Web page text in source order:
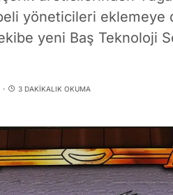
yöneticileri eklemeye
ekibe yeni Baş Teknoloji
3 DAKIKALIK OKUMA